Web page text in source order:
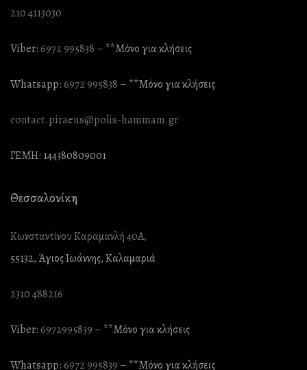
210 4113030
Viber:6972 995838 – **Mόνο για κλήσεις
Whatsapp:6972 995838 – **Mόνο για κλήσεις
contact.piraeus@polis-hammam.gr
ΓΕΜΗ: 144380809001
Θεσσαλονίκη
Κωνσταντίνου Καραμανλή 40Α,
55132, Άγιος Ιωάννης, Καλαμαριά
2310 488216
Viber:6972995839 – **Mόνο για κλήσεις
Whatsapp:6972 995839 – **Mόνο για κλήσεις